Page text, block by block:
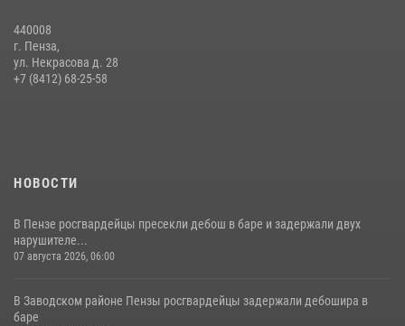
Начальник Управления Росгвардии по Пензенской области Павел
Пучков посетил 55-й Всероссийский Лермонтовский праздник
440008
г. Пенза,
ул. Некрасова д. 28
+7 (8412) 68-25-58
НОВОСТИ
В Пензе росгвардейцы пресекли дебош в баре и задержали двух
нарушителе...
07 августа 2026, 06:00
В Заводском районе Пензы росгвардейцы задержали дебошира в
баре